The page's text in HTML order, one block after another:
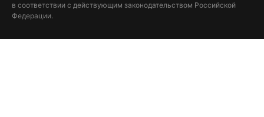
в соответствии с действующим законодательством Российской
Федерации.